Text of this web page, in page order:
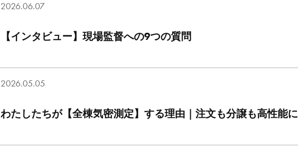
2026.06.07
【インタビュー】現場監督への9つの質問
2026.05.05
わたしたちが【全棟気密測定】する理由｜注文も分譲も高性能に